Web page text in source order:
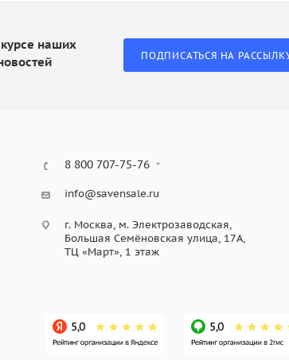
курсе наших
ПОДПИСАТЬСЯ НА
8 800 707-75-76
info@savensale.ru
г. Москва, м. Электрозаводская,
Большая Семёновская улица, 17А,
ТЦ «Март», 1 этаж